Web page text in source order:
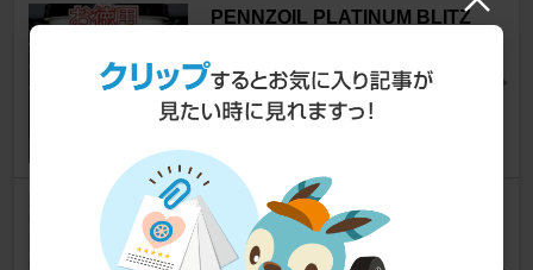
PENNZOIL PLATINUM BLITZ
500 （ハッチバック） [3代目]
T-45さん
50
社外 エンジントルクダンパー
500 （ハッチバック） [3代目]
xedos4240さん